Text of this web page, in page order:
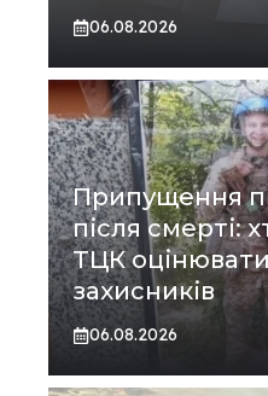
06.08.2026
Припущення
після смерті:
ТЦК
захисників
06.08.2026